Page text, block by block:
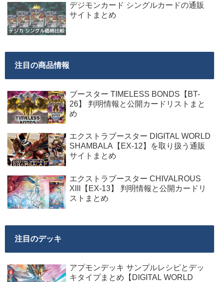
デジモンカード シングルカードの通販
サイトまとめ
注目の商品情報
ブースター TIMELESS BONDS【BT-
26】 判明情報と公開カードリストまと
め
エクストラブースター DIGITAL WORLD
SHAMBALA【EX-12】を取り扱う通販
サイトまとめ
エクストラブースター CHIVALROUS
XIII【EX-13】 判明情報と公開カードリ
ストまとめ
注目のデッキ
アプモンデッキ サンプルレシピとデッ
キタイプまとめ【DIGITAL WORLD